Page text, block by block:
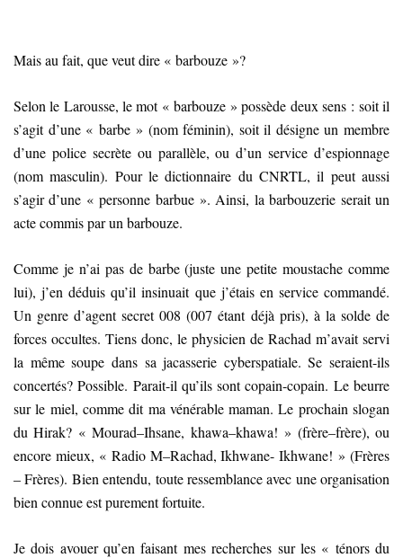
Mais au fait, que veut dire « barbouze »?
Selon le Larousse, le mot « barbouze » possède deux sens : soit il
s’agit d’une « barbe » (nom féminin), soit il désigne un membre
d’une police secrète ou parallèle, ou d’un service d’espionnage
(nom masculin). Pour le dictionnaire du CNRTL, il peut aussi
s’agir d’une « personne barbue ». Ainsi, la barbouzerie serait un
acte commis par un barbouze.
Comme je n’ai pas de barbe (juste une petite moustache comme
lui), j’en déduis qu’il insinuait que j’étais en service commandé.
Un genre d’agent secret 008 (007 étant déjà pris), à la solde de
forces occultes. Tiens donc, le physicien de Rachad m’avait servi
la même soupe dans sa jacasserie cyberspatiale. Se seraient-ils
concertés? Possible. Parait-il qu’ils sont copain-copain. Le beurre
sur le miel, comme dit ma vénérable maman. Le prochain slogan
du Hirak? « Mourad–Ihsane, khawa–khawa! » (frère–frère), ou
encore mieux, « Radio M–Rachad, Ikhwane- Ikhwane! » (Frères
– Frères). Bien entendu, toute ressemblance avec une organisation
bien connue est purement fortuite.
Je dois avouer qu’en faisant mes recherches sur les « ténors du